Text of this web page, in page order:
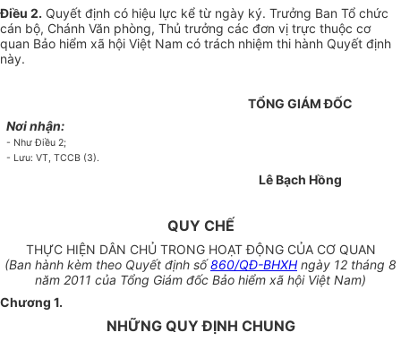
Điều 2. Quyết định có hiệu lực kể từ ngày ký. Trưởng Ban Tổ chức
cán bộ, Chánh Văn phòng, Thủ trưởng các đơn vị trực thuộc cơ
quan Bảo hiểm xã hội Việt Nam có trách nhiệm thi hành Quyết định
này.
Nơi nhận:
- Như Điều 2;
- Lưu: VT, TCCB (3).
TỔNG GIÁM ĐỐC
Lê Bạch Hồng
QUY CHẾ
THỰC HIỆN DÂN CHỦ TRONG HOẠT ĐỘNG CỦA CƠ QUAN
(Ban hành kèm theo Quyết định số860/QĐ-BHXH ngày 12 tháng 8
năm 2011 của Tổng Giám đốc Bảo hiểm xã hội Việt Nam)
Chương 1.
NHỮNG QUY ĐỊNH CHUNG